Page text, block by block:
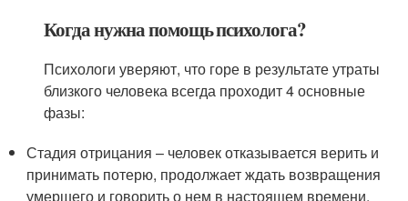
Когда нужна помощь психолога?
Психологи уверяют, что горе в результате утраты
близкого человека всегда проходит 4 основные
фазы:
Стадия отрицания – человек отказывается верить и
принимать потерю, продолжает ждать возвращения
умершего и говорить о нем в настоящем времени.